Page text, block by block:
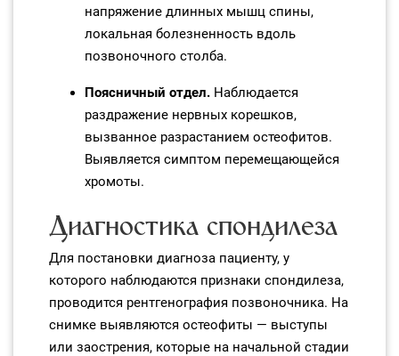
напряжение длинных мышц спины,
локальная болезненность вдоль
позвоночного столба.
Поясничный отдел. Наблюдается
раздражение нервных корешков,
вызванное разрастанием остеофитов.
Выявляется симптом перемещающейся
хромоты.
Диагностика спондилеза
Для постановки диагноза пациенту, у
которого наблюдаются признаки спондилеза,
проводится рентгенография позвоночника. На
снимке выявляются остеофиты — выступы
или заострения, которые на начальной стадии